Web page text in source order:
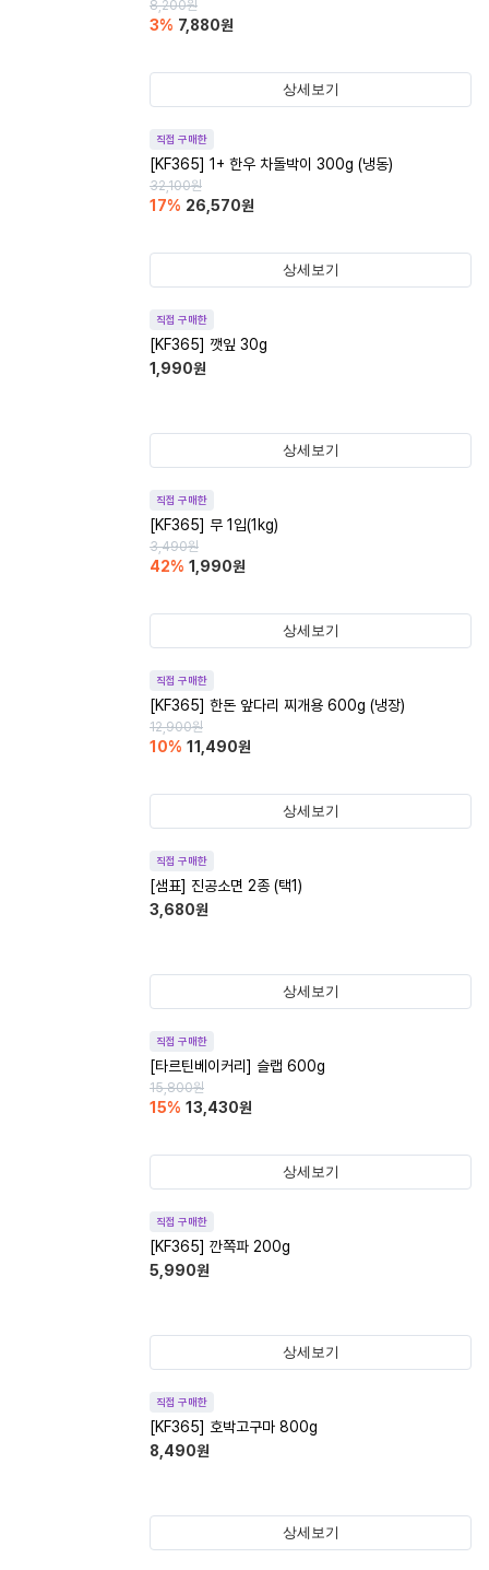
8,200원
3% 7,880원
상세보기
직접 구매한
[KF365] 1+ 한우 차돌박이 300g (냉동)
32,100원
17% 26,570원
상세보기
직접 구매한
[KF365] 깻잎 30g
1,990원
상세보기
직접 구매한
[KF365] 무 1입(1kg)
3,490원
42% 1,990원
상세보기
직접 구매한
[KF365] 한돈 앞다리 찌개용 600g (냉장)
12,900원
10% 11,490원
상세보기
직접 구매한
[샘표] 진공소면 2종 (택1)
3,680원
상세보기
직접 구매한
[타르틴베이커리] 슬랩 600g
15,800원
15% 13,430원
상세보기
직접 구매한
[KF365] 깐쪽파 200g
5,990원
상세보기
직접 구매한
[KF365] 호박고구마 800g
8,490원
상세보기